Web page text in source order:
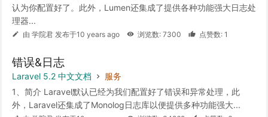
认为你配置好了。此外，Lumen还集成了提供各种功能强大日志处
理器...
由 学院君 发布于10 years ago 浏览数: 7300 点赞数: 1
错误&日志
Laravel 5.2 中文文档
服务
1、简介 Laravel默认已经为我们配置好了错误和异常处理，此
外，Laravel还集成了Monolog日志库以便提供多种功能强大...